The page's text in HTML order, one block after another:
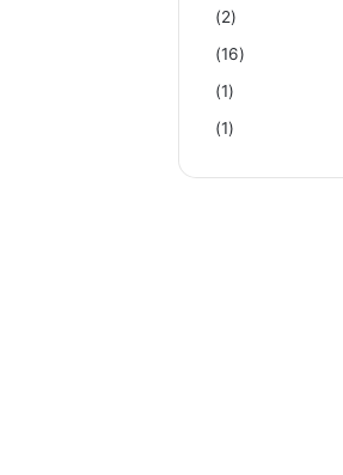
(2)
(16)
(1)
(1)